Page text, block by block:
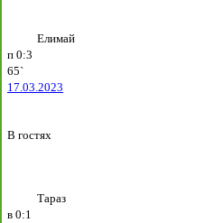
Елимай
п 0:3
65`
17.03.2023
В гостях
Тараз
в 0:1